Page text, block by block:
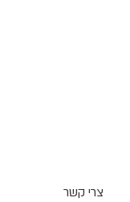
צרי קשר